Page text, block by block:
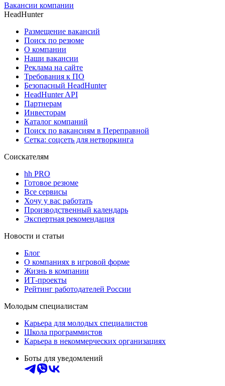
Вакансии компании
HeadHunter
Размещение вакансий
Поиск по резюме
О компании
Наши вакансии
Реклама на сайте
Требования к ПО
Безопасный HeadHunter
HeadHunter API
Партнерам
Инвесторам
Каталог компаний
Поиск по вакансиям в Переправной
Сетка: соцсеть для нетворкинга
Соискателям
hh PRO
Готовое резюме
Все сервисы
Хочу у вас работать
Производственный календарь
Экспертная рекомендация
Новости и статьи
Блог
О компаниях в игровой форме
Жизнь в компании
ИТ-проекты
Рейтинг работодателей России
Молодым специалистам
Карьера для молодых специалистов
Школа программистов
Карьера в некоммерческих организациях
Боты для уведомлений